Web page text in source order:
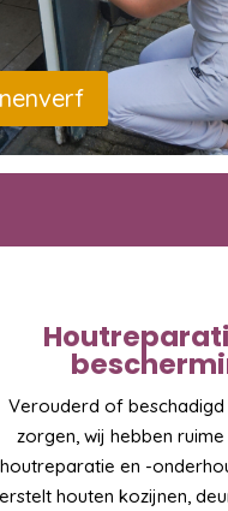
Verouderd of beschadigd
zorgen, wij hebben
houtreparatie en -
houten kozijnen,